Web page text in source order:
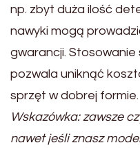
np. zbyt duża ilość
nawyki mogą
gwarancji.
pozwala uniknąć
sprzęt w dobrej formie.
Wskazówka: zawsze
nawet jeśli znasz